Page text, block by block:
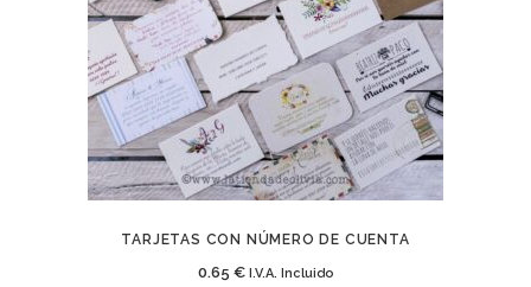
TARJETAS CON NÚMERO DE CUENTA
0.65 € I.V.A. Incluido